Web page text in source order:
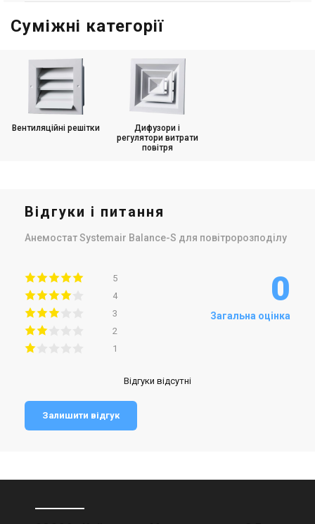
Суміжні категорії
Вентиляційні решітки
Дифузори і
регулятори витрати
повітря
Відгуки і питання
Анемостат Systemair Balance-S для повітророзподілу
5
4
3
2
1
0
Загальна оцінка
Відгуки відсутні
Залишити відгук